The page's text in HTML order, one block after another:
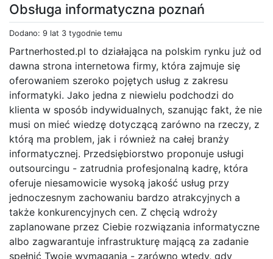
Obsługa informatyczna poznań
Dodano: 9 lat 3 tygodnie temu
Partnerhosted.pl to działająca na polskim rynku już od
dawna strona internetowa firmy, która zajmuje się
oferowaniem szeroko pojętych usług z zakresu
informatyki. Jako jedna z niewielu podchodzi do
klienta w sposób indywidualnych, szanując fakt, że nie
musi on mieć wiedzę dotyczącą zarówno na rzeczy, z
którą ma problem, jak i również na całej branży
informatycznej. Przedsiębiorstwo proponuje usługi
outsourcingu - zatrudnia profesjonalną kadrę, która
oferuje niesamowicie wysoką jakość usług przy
jednoczesnym zachowaniu bardzo atrakcyjnych a
także konkurencyjnych cen. Z chęcią wdroży
zaplanowane przez Ciebie rozwiązania informatyczne
albo zagwarantuje infrastrukturę mającą za zadanie
spełnić Twoje wymagania - zarówno wtedy, gdy